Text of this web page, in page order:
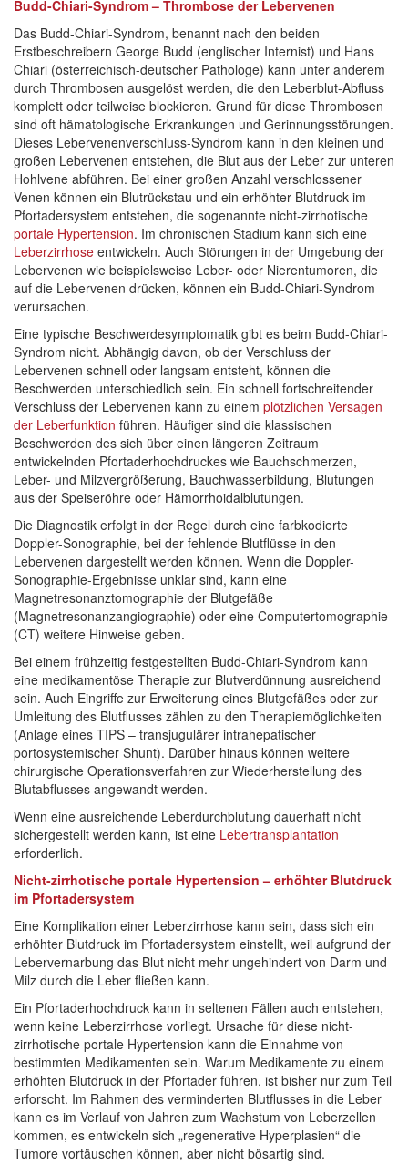
Budd-Chiari-Syndrom – Thrombose der Lebervenen
Das Budd-Chiari-Syndrom, benannt nach den beiden
Erstbeschreibern George Budd (englischer Internist) und Hans
Chiari (österreichisch-deutscher Pathologe) kann unter anderem
durch Thrombosen ausgelöst werden, die den Leberblut-Abfluss
komplett oder teilweise blockieren. Grund für diese Thrombosen
sind oft hämatologische Erkrankungen und Gerinnungsstörungen.
Dieses Lebervenenverschluss-Syndrom kann in den kleinen und
großen Lebervenen entstehen, die Blut aus der Leber zur unteren
Hohlvene abführen. Bei einer großen Anzahl verschlossener
Venen können ein Blutrückstau und ein erhöhter Blutdruck im
Pfortadersystem entstehen, die sogenannte nicht-zirrhotische
portale Hypertension. Im chronischen Stadium kann sich eine
Leberzirrhose entwickeln. Auch Störungen in der Umgebung der
Lebervenen wie beispielsweise Leber- oder Nierentumoren, die
auf die Lebervenen drücken, können ein Budd-Chiari-Syndrom
verursachen.
Eine typische Beschwerdesymptomatik gibt es beim Budd-Chiari-
Syndrom nicht. Abhängig davon, ob der Verschluss der
Lebervenen schnell oder langsam entsteht, können die
Beschwerden unterschiedlich sein. Ein schnell fortschreitender
Verschluss der Lebervenen kann zu einem plötzlichen Versagen
der Leberfunktion führen. Häufiger sind die klassischen
Beschwerden des sich über einen längeren Zeitraum
entwickelnden Pfortaderhochdruckes wie Bauchschmerzen,
Leber- und Milzvergrößerung, Bauchwasserbildung, Blutungen
aus der Speiseröhre oder Hämorrhoidalblutungen.
Die Diagnostik erfolgt in der Regel durch eine farbkodierte
Doppler-Sonographie, bei der fehlende Blutflüsse in den
Lebervenen dargestellt werden können. Wenn die Doppler-
Sonographie-Ergebnisse unklar sind, kann eine
Magnetresonanztomographie der Blutgefäße
(Magnetresonanzangiographie) oder eine Computertomographie
(CT) weitere Hinweise geben.
Bei einem frühzeitig festgestellten Budd-Chiari-Syndrom kann
eine medikamentöse Therapie zur Blutverdünnung ausreichend
sein. Auch Eingriffe zur Erweiterung eines Blutgefäßes oder zur
Umleitung des Blutflusses zählen zu den Therapiemöglichkeiten
(Anlage eines TIPS – transjugulärer intrahepatischer
portosystemischer Shunt). Darüber hinaus können weitere
chirurgische Operationsverfahren zur Wiederherstellung des
Blutabflusses angewandt werden.
Wenn eine ausreichende Leberdurchblutung dauerhaft nicht
sichergestellt werden kann, ist eine Lebertransplantation
erforderlich.
Nicht-zirrhotische portale Hypertension – erhöhter Blutdruck
im Pfortadersystem
Eine Komplikation einer Leberzirrhose kann sein, dass sich ein
erhöhter Blutdruck im Pfortadersystem einstellt, weil aufgrund der
Lebervernarbung das Blut nicht mehr ungehindert von Darm und
Milz durch die Leber fließen kann.
Ein Pfortaderhochdruck kann in seltenen Fällen auch entstehen,
wenn keine Leberzirrhose vorliegt. Ursache für diese nicht-
zirrhotische portale Hypertension kann die Einnahme von
bestimmten Medikamenten sein. Warum Medikamente zu einem
erhöhten Blutdruck in der Pfortader führen, ist bisher nur zum Teil
erforscht. Im Rahmen des verminderten Blutflusses in die Leber
kann es im Verlauf von Jahren zum Wachstum von Leberzellen
kommen, es entwickeln sich „regenerative Hyperplasien“ die
Tumore vortäuschen können, aber nicht bösartig sind.